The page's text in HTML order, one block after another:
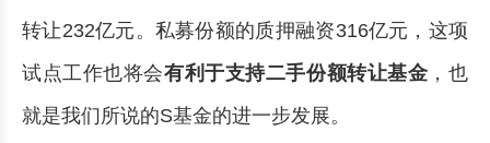
转让232亿元。私募份额的质押融资316亿元，这项
试点工作也将会有利于支持二手份额转让基金 ，也
就是我们所说的S基金的进一步发展。